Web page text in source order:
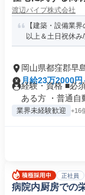
渡辺パイプ株式会社
【建築・設備業
以上＆土日祝休み
岡山県都窪郡早
月給23万2000
経験・資格 ■必
ある方 ・普通自
業界未経験歓迎 +16
正社員
病院内厨房での